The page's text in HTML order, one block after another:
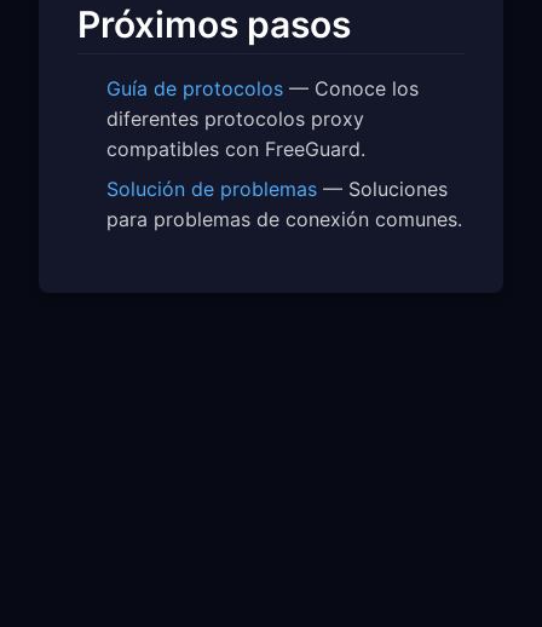
Próximos pasos
Guía de protocolos — Conoce los
diferentes protocolos proxy
compatibles con FreeGuard.
Solución de problemas — Soluciones
para problemas de conexión comunes.